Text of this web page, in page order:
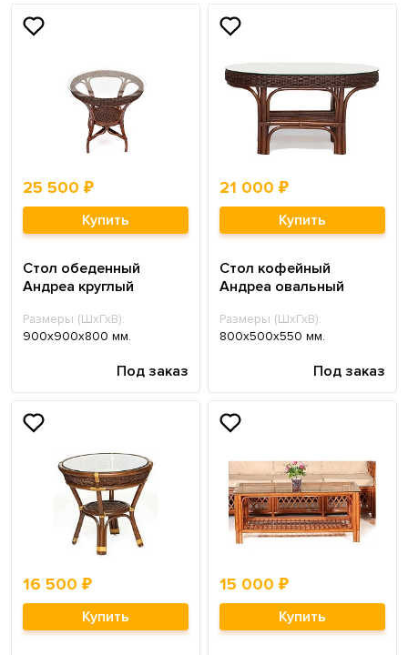
25 500 ₽
Купить
Стол обеденный
Андреа круглый
Размеры (ШхГхВ):
900х900х800 мм.
Под заказ
21 000 ₽
Купить
Стол кофейный
Андреа овальный
Размеры (ШхГхВ):
800х500х550 мм.
Под заказ
16 500 ₽
Купить
15 000 ₽
Купить